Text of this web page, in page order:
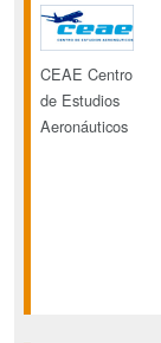
CEAE Centro
de Estudios
Aeronáuticos